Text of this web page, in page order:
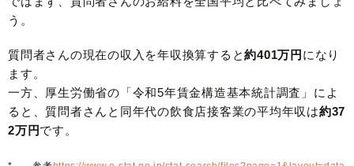
う。
質問者さんの現在の収入を年収換算すると約401万円 になり
ます。
一方、厚生労働省の「令和5年賃金構造基本統計調査」によ
ると、質問者さんと同年代の飲食店接客業の平均年収は約37
2万円です。